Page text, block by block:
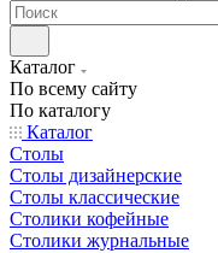
Каталог
По всему сайту
По каталогу
Каталог
Столы
Столы дизайнерские
Столы классические
Столики кофейные
Столики журнальные